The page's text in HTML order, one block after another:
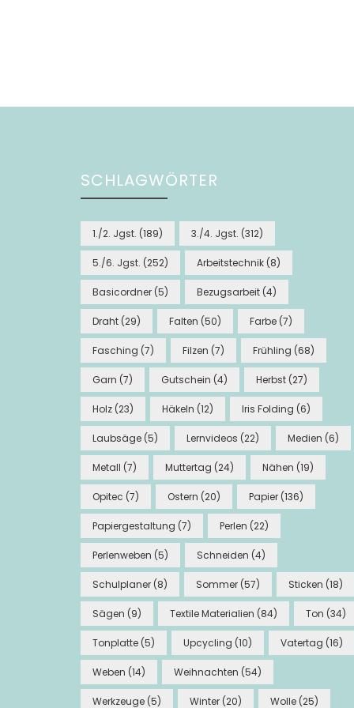
SCHLAGWÖRTER
1./2. Jgst. (189) 3./4. Jgst. (312)
5./6. Jgst. (252) Arbeitstechnik (8)
Basicordner (5) Bezugsarbeit (4)
Draht (29) Falten (50) Farbe (7)
Fasching (7) Filzen (7) Frühling (68)
Garn (7) Gutschein (4) Herbst (27)
Holz (23) Häkeln (12) Iris Folding (6)
Laubsäge (5) Lernvideos (22) Medien (6)
Metall (7) Muttertag (24) Nähen (19)
Opitec (7) Ostern (20) Papier (136)
Papiergestaltung (7) Perlen (22)
Perlenweben (5) Schneiden (4)
Schulplaner (8) Sommer (57) Sticken (18)
Sägen (9) Textile Materialien (84) Ton (34)
Tonplatte (5) Upcycling (10) Vatertag (16)
Weben (14) Weihnachten (54)
Werkzeuge (5) Winter (20) Wolle (25)